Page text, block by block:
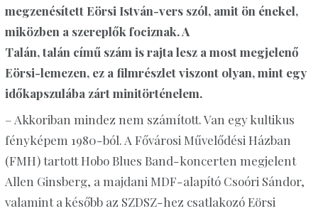
megzenésített Eörsi István-vers szól, amit ön énekel,
miközben a szereplők fociznak. A
Talán,talán című szám is rajta lesz a most megjelenő
Eörsi-lemezen, ez a filmrészlet viszont olyan, mint egy
időkapszulába zártminitörténelem.
– Akkoriban mindez nem számított. Van egy kultikus
fényképem 1980-ból. A Fővárosi Művelődési Házban
(FMH) tartottHoboBlues Band-koncerten megjelent
Allen Ginsberg, a majdani MDF-alapító Csoóri Sándor,
valamint a később az SZDSZ-hez csatlakozó Eörsi